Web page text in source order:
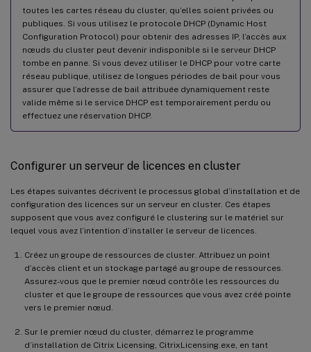
toutes les cartes réseau du cluster, qu’elles soient privées ou
publiques. Si vous utilisez le protocole DHCP (Dynamic Host
Configuration Protocol) pour obtenir des adresses IP, l’accès aux
nœuds du cluster peut devenir indisponible si le serveur DHCP
tombe en panne. Si vous devez utiliser le DHCP pour votre carte
réseau publique, utilisez de longues périodes de bail pour vous
assurer que l’adresse de bail attribuée dynamiquement reste
valide même si le service DHCP est temporairement perdu ou
effectuez une réservation DHCP.
Configurer un serveur de licences en cluster
Les étapes suivantes décrivent le processus global d’installation et de
configuration des licences sur un serveur en cluster. Ces étapes
supposent que vous avez configuré le clustering sur le matériel sur
lequel vous avez l’intention d’installer le serveur de licences.
Créez un groupe de ressources de cluster. Attribuez un point
d’accès client et un stockage partagé au groupe de ressources.
Assurez-vous que le premier nœud contrôle les ressources du
cluster et que le groupe de ressources que vous avez créé pointe
vers le premier nœud.
Sur le premier nœud du cluster, démarrez le programme
d’installation de Citrix Licensing, CitrixLicensing.exe, en tant